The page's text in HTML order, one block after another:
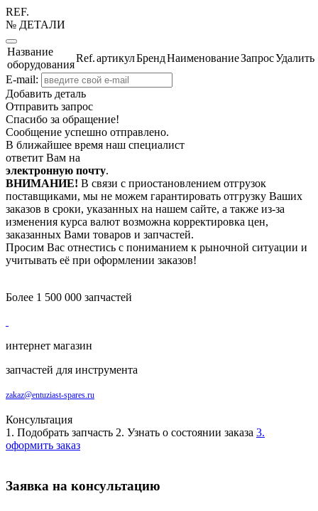
REF.
№ ДЕТАЛИ
Название
оборудования
Ref.артикулБрендНаименованиеЗапросУдалить
E-mail:
Добавить деталь
Отправить запрос
Спасибо за обращение!
Сообщение успешно отправлено.
В ближайшее время наш специалист
ответит Вам на
электронную почту.
ВНИМАНИЕ! В связи с приостановлением отгрузок
поставщиками, мы не можем гарантировать отгрузку Ваших
заказов в сроки, указанных на нашем сайте, а также из-за
изменения курса валют возможна корректировка цен,
заказанных Вами товаров и запчастей.
Просим Вас отнестись с пониманием к рыночной ситуации и
учитывать её при оформлении заказов!
Более 1 500 000 запчастей
интернет магазин
запчастей для инструмента
zakaz@entuziast-spares.ru
Консультация
1. Подобрать запчасть 2. Узнать о состоянии заказа 3.
оформить заказ
Заявка на консультацию